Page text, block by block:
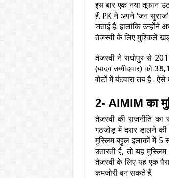
इस बार एक नया तूफान
हैं. PK ने अपने ‘जन
जताई है. हालांकि उन्होंने
तेजस्वी के लिए मुश्किलें
तेजस्वी ने राघोपुर से
(यादव उम्मीदवार) को
वोटों में बंटवारा तय है .
2- AIMIM का
तेजस्वी की राजनीति
गठजोड़ में दरार डालने
मुस्लिम बहुल इलाकों में 5
उतारती है, तो यह
तेजस्वी के लिए यह एक
कमजोरी बन सकते हैं.